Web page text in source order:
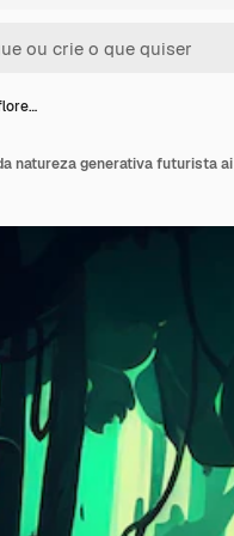
natureza generativa futurista ai